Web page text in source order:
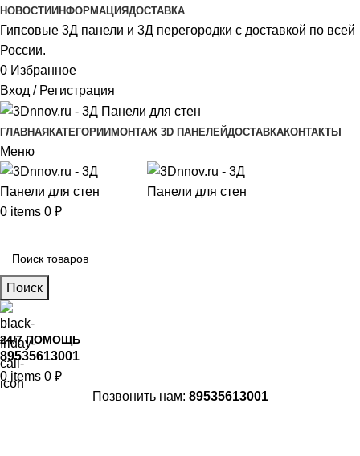
НОВОСТИ ИНФОРМАЦИЯДОСТАВКА
Гипсовые 3Д панели и 3Д перегородки с доставкой по всей
России.
0 Избранное
Вход / Регистрация
ГЛАВНАЯ КАТЕГОРИИ МОНТАЖ 3D ПАНЕЛЕЙДОСТАВКАКОНТАКТЫ
Меню
0 items 0 ₽
Поиск
24/7 ПОМОЩЬ
89535613001
0 items 0 ₽
Позвонить нам: 89535613001